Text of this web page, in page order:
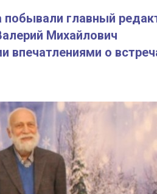
побывали главный
Михайлович
впечатлениями о